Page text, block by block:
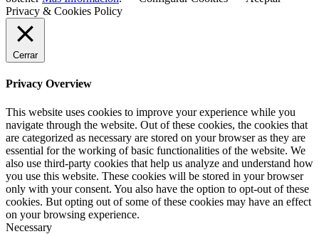
Privacy & Cookies Policy
Cerrar
Privacy Overview
This website uses cookies to improve your experience while you
navigate through the website. Out of these cookies, the cookies that
are categorized as necessary are stored on your browser as they are
essential for the working of basic functionalities of the website. We
also use third-party cookies that help us analyze and understand how
you use this website. These cookies will be stored in your browser
only with your consent. You also have the option to opt-out of these
cookies. But opting out of some of these cookies may have an effect
on your browsing experience.
Necessary